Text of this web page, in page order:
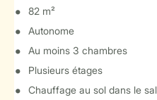
82 m²
Autonome
Au moins 3 chambres
Plusieurs étages
Chauffage au sol dans le